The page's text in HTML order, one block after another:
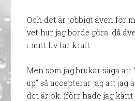
Och det är jobbigt även för
vet hur jag borde göra, då
i mitt liv tar kraft.
Men som jag brukar säga att
up” så accepterar jag att jag
det är ok. (förr hade jag